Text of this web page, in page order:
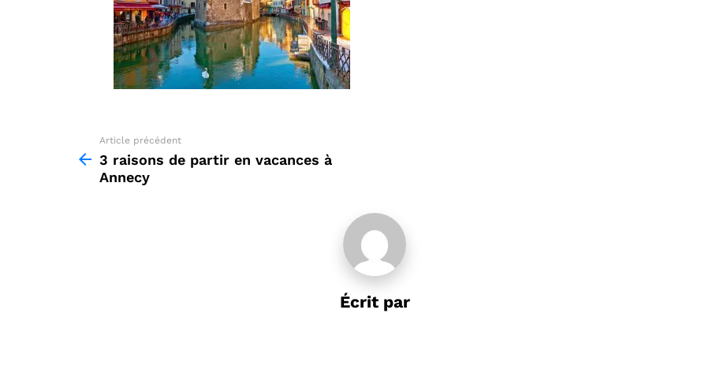
more
Article précédent
3 raisons de partir en vacances à
Annecy
Écrit par